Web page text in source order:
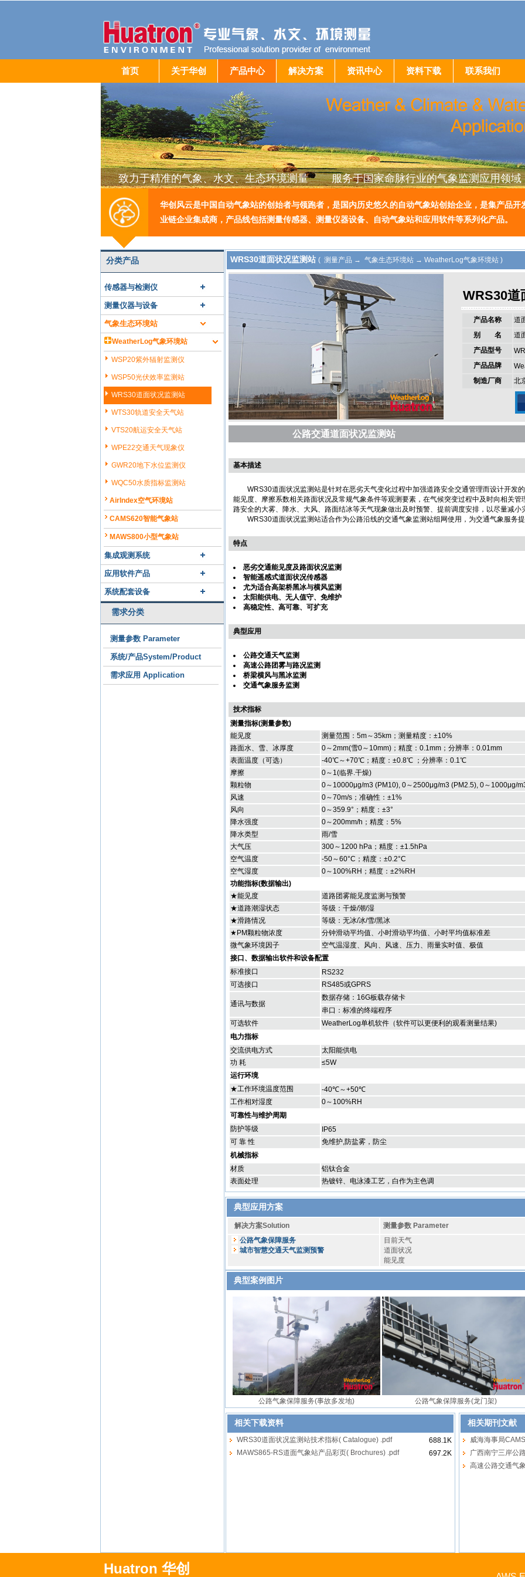
首页 关于华创 产品中心 解决方案 资讯中心 资料下载 联系我们
致力于精准的气象、水文、生态环境测量 服务于国家命脉行业的气象监测应用领域
华创风云是中国自动气象站的创始者与领跑者，是国内历史悠久的自动气象站创始企业，是集产品
业链企业集成商，产品线包括测量传感器、测量仪器设备、自动气象站和应用软件等系列化产品。
分类产品
传感器与检测仪
测量仪器与设备
气象生态环境站
WeatherLog气象环境站
WSP20紫外辐射监测仪
WSP50光伏效率监测站
WRS30道面状况监测站
WTS30轨道安全天气站
VTS20航运安全天气站
WPE22交通天气现象仪
GWR20地下水位监测仪
WQC50水质指标监测站
AirIndex空气环境站
CAMS620智能气象站
MAWS800小型气象站
集成观测系统
应用软件产品
系统配套设备
需求分类
测量参数 Parameter
系统/产品System/Product
需求应用 Application
WRS30道面状况监测站 ( 测量产品 → 气象生态环境站 → WeatherLog气象环境站 )
WRS30道
产品名称
道
别 名
道
产品型号
产品品牌
制造厂商
北
公路交通道面状况监测站
基本描述
WRS30道面状况监测站是针对在恶劣天气变化过程中加强道路安全交通管理而设计开发
能见度、摩擦系数相关路面状况及常规气象条件等观测要素，在气候突变过程中及时向相关
路安全的大雾、降水、大风、路面结冰等天气现象做出及时预警、提前调度安排，以尽量减
WRS30道面状况监测站适合作为公路沿线的交通气象监测站组网使用，为交通气象服务
特点
恶劣交通能见度及路面状况监测
智能遥感式道面状况传感器
尤为适合高架桥黑冰与横风监测
太阳能供电、无人值守、免维护
高稳定性、高可靠、可扩充
典型应用
公路交通天气监测
高速公路团雾与路况监测
桥梁横风与黑冰监测
交通气象服务监测
技术指标
测量指标(测量参数)
能见度
测量范围：5m～35km；测量精度：±10%
路面水、雪、冰厚度
0～2mm(雪0～10mm)；精度：0.1mm；分辨率：0.01mm
表面温度（可选）
-40℃～+70℃；精度：±0.8℃ ；分辨率：0.1℃
摩擦
0～1(临界.干燥)
颗粒物
0～10000μg/m3 (PM10), 0～2500μg/m3 (PM2.5), 0～1000μg/
风速
0～70m/s；准确性：±1%
风向
0～359.9°；精度：±3°
降水强度
0～200mm/h；精度：5%
降水类型
雨/雪
大气压
300～1200 hPa；精度：±1.5hPa
空气温度
-50～60°C；精度：±0.2°C
空气湿度
0～100%RH；精度：±2%RH
功能指标(数据输出)
★能见度
道路团雾能见度监测与预警
★道路潮湿状态
等级：干燥/潮/湿
★滑路情况
等级：无冰/冰/雪/黑冰
★PM颗粒物浓度
分钟滑动平均值、小时滑动平均值、小时平均值标准差
微气象环境因子
空气温湿度、风向、风速、压力、雨量实时值、极值
接口、数据输出软件和设备配置
标准接口
RS232
可选接口
RS485或GPRS
通讯与数据
数据存储：16G板载存储卡
串口：标准的终端程序
可选软件
WeatherLog单机软件（软件可以更便利的观看测量结果)
电力指标
交流供电方式
太阳能供电
功 耗
≤5W
运行环境
★工作环境温度范围
-40℃～+50℃
工作相对湿度
0～100%RH
可靠性与维护周期
防护等级
IP65
可 靠 性
免维护,防盐雾，防尘
机械指标
材质
铝钛合金
表面处理
热镀锌、电泳漆工艺，白作为主色调
典型应用方案
解决方案Solution
测量参数 Parameter
公路气象保障服务
城市智慧交通天气监测预警
目前天气
道面状况
能见度
典型案例图片
公路气象保障服务(事故多发地) 公路气象保障服务(龙门架)
相关下载资料
WRS30道面状况监测站技术指标( Catalogue) .pdf
688.1K
MAWS865-RS道面气象站产品彩页( Brochures) .pdf
697.2K
相关期刊文献
威海海事局
广西南宁三岸公
高速公路交通气
Huatron 华创